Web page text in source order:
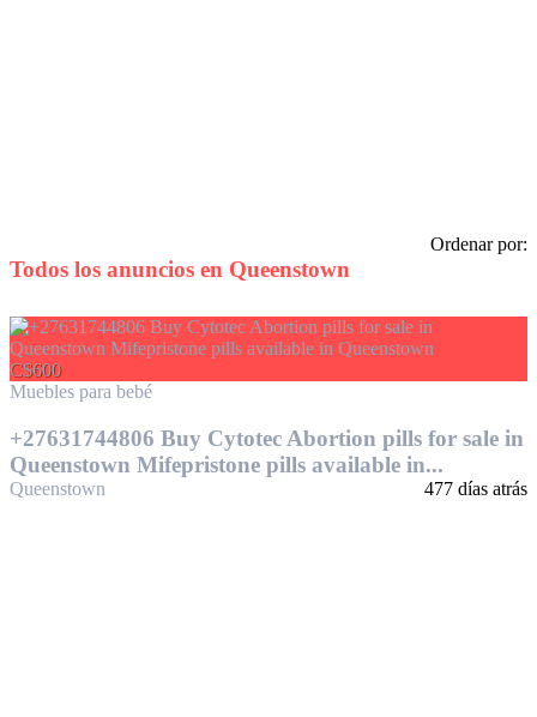
Todos los anuncios en Queenstown
Ordenar por:
C$600
Muebles para bebé
+27631744806 Buy Cytotec Abortion pills for sale in
Queenstown Mifepristone pills available in...
Queenstown 477 días atrás